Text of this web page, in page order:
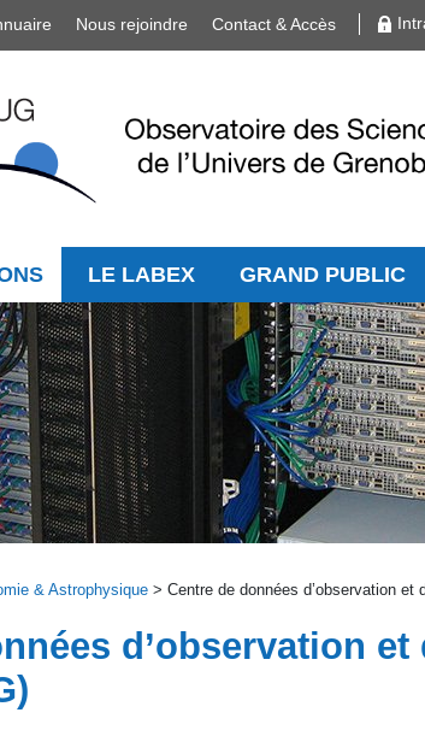
Nous rejoindre Contact & Accès
LE LABEX GRAND PUBLIC
& Astrophysique > Centre de données d’observation et
d’observation et